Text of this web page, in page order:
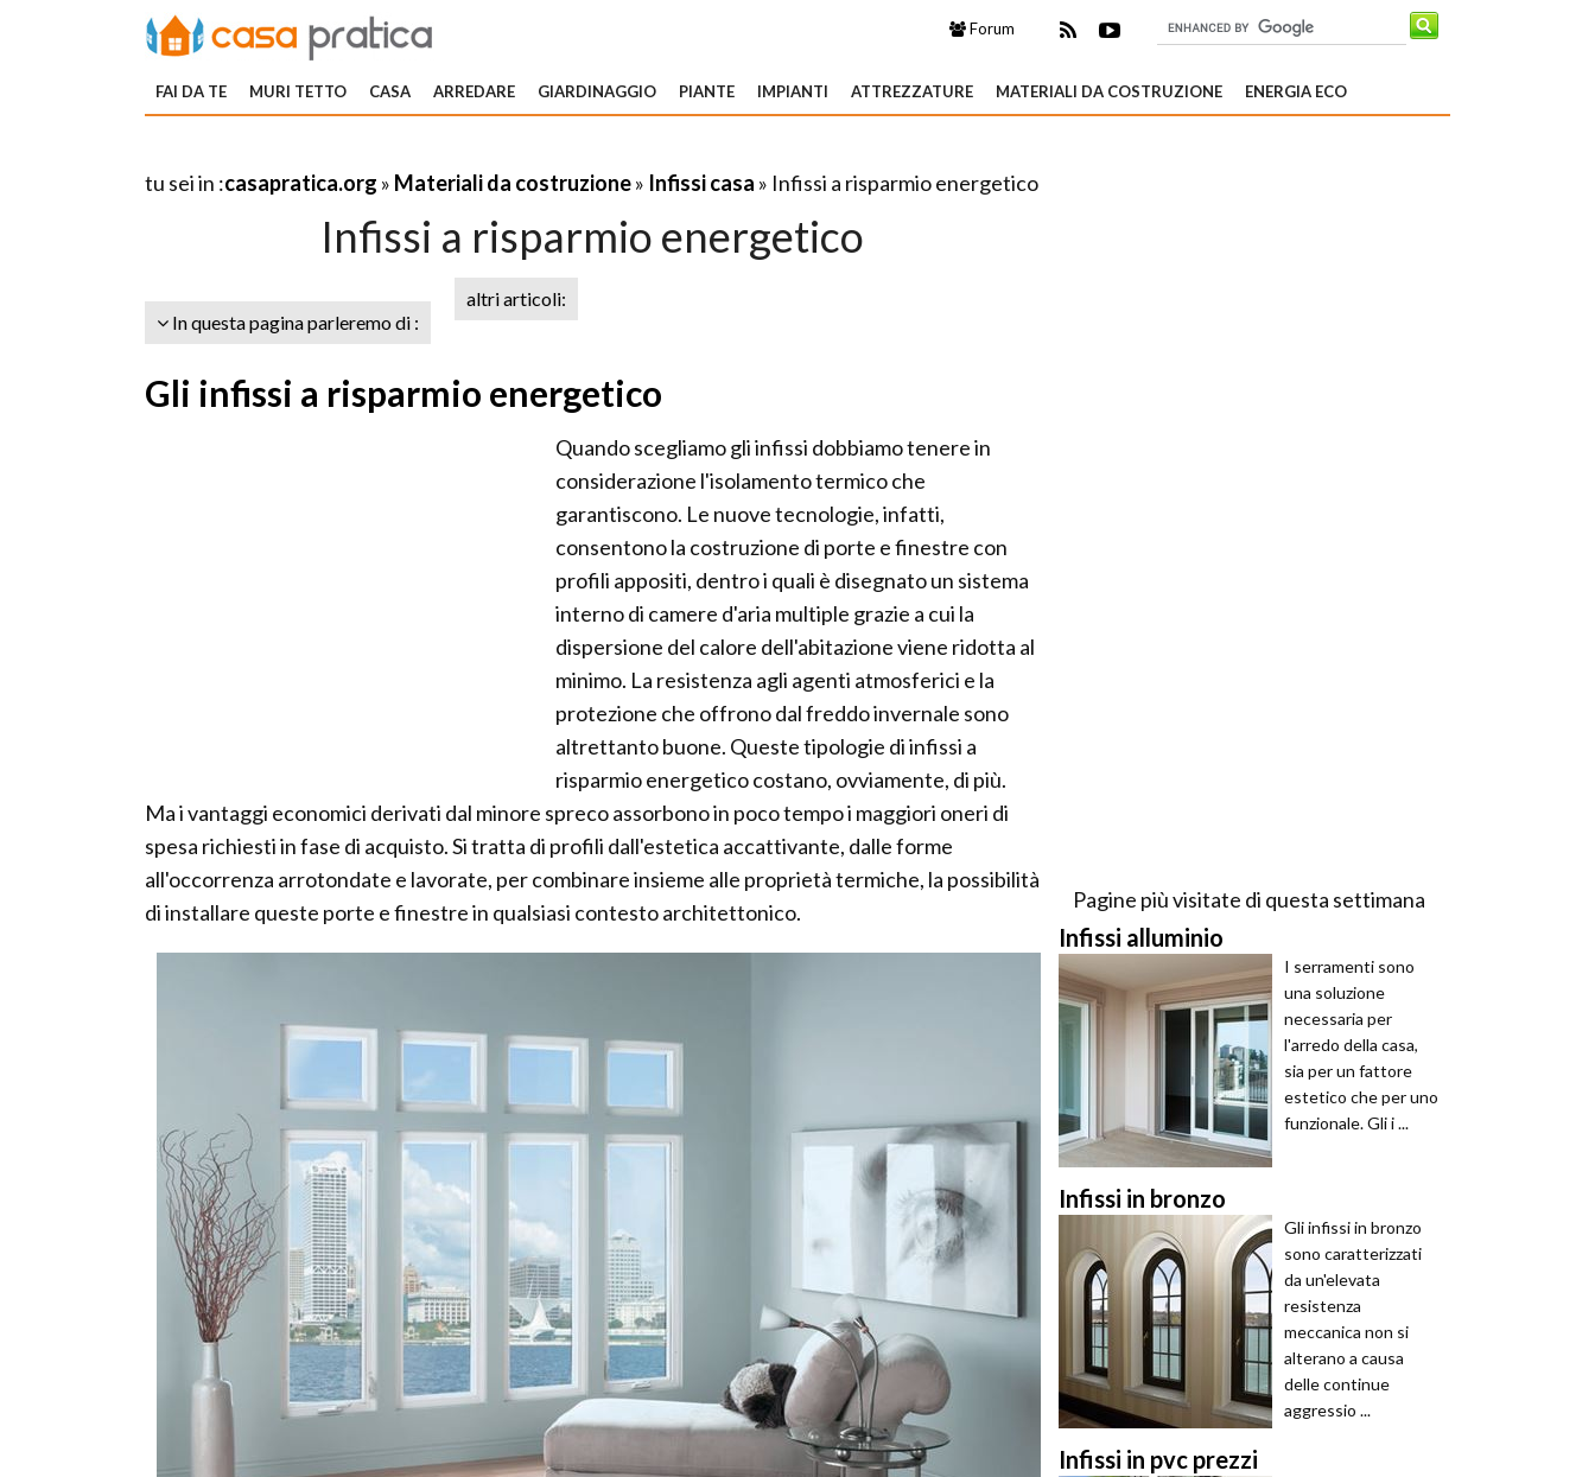
Forum
FAI DA TE MURI TETTO CASA ARREDARE GIARDINAGGIO PIANTE IMPIANTI ATTREZZATURE MATERIALI DA COSTRUZIONE ENERGIA ECO
tu sei in :casapratica.org » Materiali da costruzione» Infissi casa » Infissi a risparmio energetico
Infissi a risparmio energetico
In questa pagina parleremo di :
altri articoli:
Gli infissi a risparmio energetico
Quando scegliamo gli infissi dobbiamo tenere in
considerazione l'isolamento termico che
garantiscono. Le nuove tecnologie, infatti,
consentono la costruzione di porte e finestre con
profili appositi, dentro i quali è disegnato un sistema
interno di camere d'aria multiple grazie a cui la
dispersione del calore dell'abitazione viene ridotta al
minimo. La resistenza agli agenti atmosferici e la
protezione che offrono dal freddo invernale sono
altrettanto buone. Queste tipologie di infissi a
risparmio energetico costano, ovviamente, di più.
Ma i vantaggi economici derivati dal minore spreco assorbono in poco tempo i maggiori oneri di
spesa richiesti in fase di acquisto. Si tratta di profili dall'estetica accattivante, dalle forme
all'occorrenza arrotondate e lavorate, per combinare insieme alle proprietà termiche, la possibilità
di installare queste porte e finestre in qualsiasi contesto architettonico.
Pagine più visitate di questa settimana
Infissi alluminio
I serramenti sono
una soluzione
necessaria per
l'arredo della casa,
sia per un fattore
estetico che per uno
funzionale. Gli i ...
Infissi in bronzo
Gli infissi in bronzo
sono caratterizzati
da un'elevata
resistenza
meccanica non si
alterano a causa
delle continue
aggressio ...
Infissi in pvc prezzi